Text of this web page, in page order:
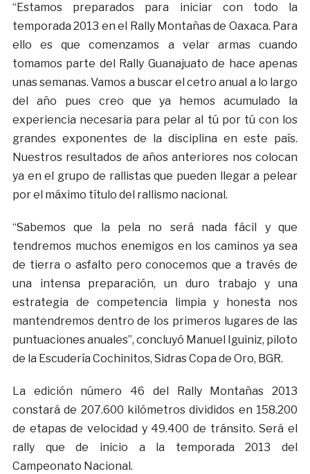
“Estamos preparados para iniciar con todo la
temporada 2013 en el Rally Montañas de Oaxaca. Para
ello es que comenzamos a velar armas cuando
tomamos parte del Rally Guanajuato de hace apenas
unas semanas. Vamos a buscar el cetro anual a lo largo
del año pues creo que ya hemos acumulado la
experiencia necesaria para pelar al tú por tú con los
grandes exponentes de la disciplina en este país.
Nuestros resultados de años anteriores nos colocan
ya en el grupo de rallistas que pueden llegar a pelear
por el máximo título del rallismo nacional.
“Sabemos que la pela no será nada fácil y que
tendremos muchos enemigos en los caminos ya sea
de tierra o asfalto pero conocemos que a través de
una intensa preparación, un duro trabajo y una
estrategia de competencia limpia y honesta nos
mantendremos dentro de los primeros lugares de las
puntuaciones anuales”, concluyó Manuel Iguiniz, piloto
de la Escudería Cochinitos, Sidras Copa de Oro, BGR.
La edición número 46 del Rally Montañas 2013
constará de 207.600 kilómetros divididos en 158.200
de etapas de velocidad y 49.400 de tránsito. Será el
rally que de inicio a la temporada 2013 del
Campeonato Nacional.